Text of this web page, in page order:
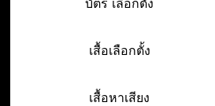
บัตร เลือกตั้ง
เสื้อเลือกตั้ง
เสื้อหาเสียง